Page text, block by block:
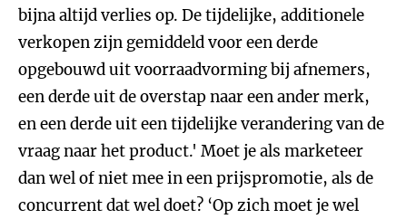
bijna altijd verlies op. De tijdelijke, additionele
verkopen zijn gemiddeld voor een derde
opgebouwd uit voorraadvorming bij afnemers,
een derde uit de overstap naar een ander merk,
en een derde uit een tijdelijke verandering van de
vraag naar het product.' Moet je als marketeer
dan wel of niet mee in een prijspromotie, als de
concurrent dat wel doet? ‘Op zich moet je wel